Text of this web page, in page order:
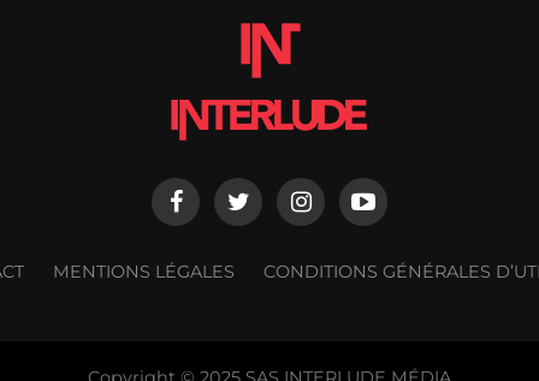
MENTIONS LÉGALES CONDITIONS GÉNÉRALES